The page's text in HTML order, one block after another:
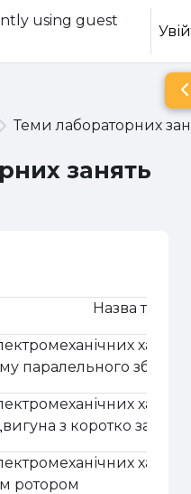
using guest
Теми лабораторних
занять
Назва теми
паралельного
з коротко
ротором